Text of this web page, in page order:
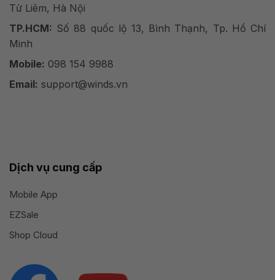
Từ Liêm, Hà Nội
TP.HCM: Số 88 quốc lộ 13, Bình Thạnh, Tp. Hồ Chí
Minh
Mobile: 098 154 9988
Email: support@winds.vn
Dịch vụ cung cấp
Mobile App
EZSale
Shop Cloud